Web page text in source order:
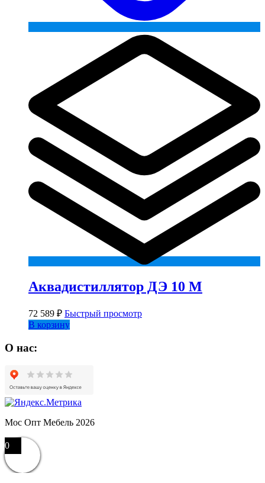
Аквадистиллятор ДЭ 10 М
72 589 ₽ Быстрый просмотр
В корзину
О нас:
Мос Опт Мебель 2026
0